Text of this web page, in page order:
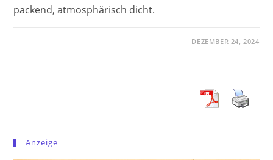
packend, atmosphärisch dicht.
DEZEMBER 24, 2024
Anzeige